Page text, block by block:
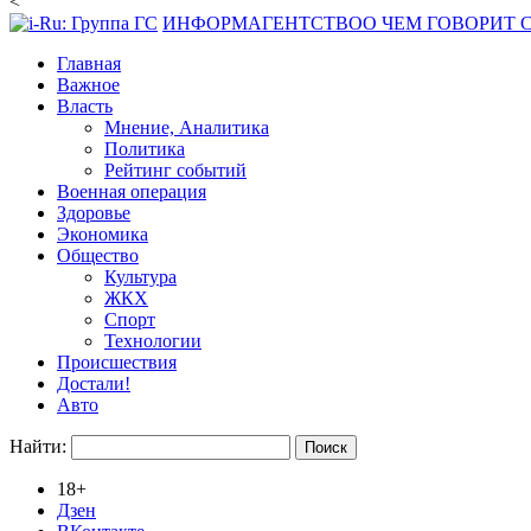
ИНФОРМАГЕНТСТВОО ЧЕМ ГОВОРИТ
Главная
Важное
Власть
Мнение, Аналитика
Политика
Рейтинг событий
Военная операция
Здоровье
Экономика
Общество
Культура
ЖКХ
Спорт
Технологии
Происшествия
Достали!
Авто
Найти:
18+
Дзен